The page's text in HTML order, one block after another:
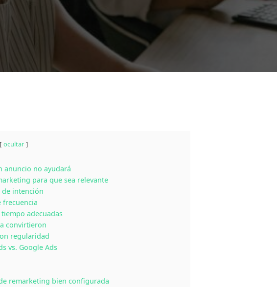
ocultar
anuncio no ayudará
para que sea relevante
de intención
frecuencia
adecuadas
convirtieron
regularidad
vs. Google Ads
remarketing bien configurada